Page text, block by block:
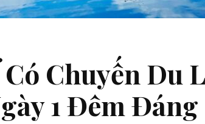
Chuyến Du
1 Đêm